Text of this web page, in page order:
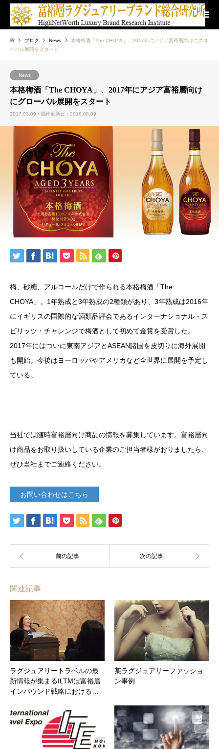
検索
ブログ News
本格梅酒「The CHOYA」、2017年にアジア富裕層向けにグロ
ーバル展開をスタート
News
本格梅酒「The CHOYA」、2017年にアジア富裕層向け
にグローバル展開をスタート
2017.03.09 / 最終更新日：2018.08.09
梅、砂糖、アルコールだけで作られる本格梅酒「The
CHOYA」。1年熟成と3年熟成の2種類があり、3年熟成は2016年
にイギリスの国際的な酒類品評会であるインターナショナル・ス
ピリッツ・チャレンジで梅酒として初めて金賞を受賞した。
2017年にはついに東南アジアとASEAN諸国を皮切りに海外展開
も開始。今後はヨーロッパやアメリカなど全世界に展開を予定し
ている。
当社では随時富裕層向け商品の情報を募集しています。富裕層向
け商品をお取り扱いしている企業のご担当者様がおりましたら、
ぜひ当社までご連絡ください。
お問い合わせはこちら
関連記事
ラグジュアリートラベルの最
新情報が集まるILTMは富裕層
インバウンド戦略における…
某ラグジュアリーファッショ
ン事例